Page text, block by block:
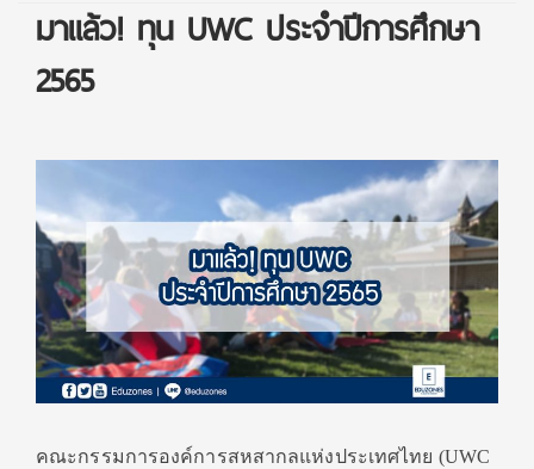
มาแล้ว! ทุน UWC ประจำปีการศึกษา
2565
คณะกรรมการองค์การสหสากลแห่งประเทศไทย (UWC